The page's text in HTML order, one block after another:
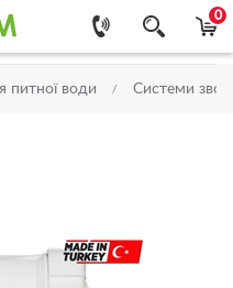
0
питної води Системи